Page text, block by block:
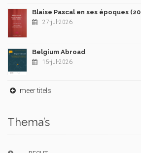
Blaise Pascal en ses époques
27-jul-2026
Belgium Abroad
15-jul-2026
meer titels
Thema’s